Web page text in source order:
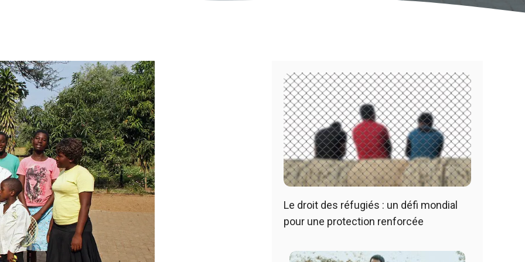
Le droit des réfugiés : un défi mondial
pour une protection renforcée